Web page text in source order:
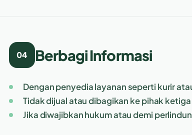
04 Berbagi Informasi
Dengan penyedia layanan seperti kurir
Tidak dijual atau dibagikan ke pihak
Jika diwajibkan hukum atau demi